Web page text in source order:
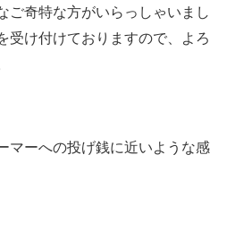
ご奇特な方がいらっしゃいまし
受け付けておりますので、よろ
マーへの投げ銭に近いような感